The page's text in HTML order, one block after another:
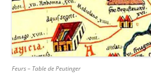
Feurs – Table de Peutinger